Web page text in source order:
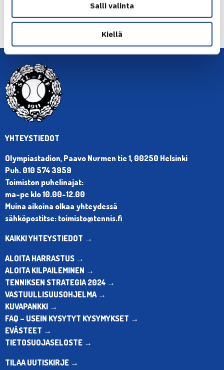
Salli valinta
Kiellä
Seuraava uutinen: Matikainen turnausvoittoon
suomalaisfinaalissa… →
YHTEYSTIEDOT
Olympiastadion, Paavo Nurmen tie 1, 00250 Helsinki
Puh. 010 574 3959
Toimiston puhelinajat:
ma-pe klo 10.00-12.00
Muina aikoina olkaa yhteydessä
sähköpostitse: toimisto@tennis.fi
KAIKKI YHTEYSTIEDOT →
ALOITA HARRASTUS →
ALOITA KILPAILEMINEN →
TENNIKSEN STRATEGIA 2024 →
VASTUULLISUUSOHJELMA →
KUVAPANKKI →
FAQ – USEIN KYSYTYT KYSYMYKSET →
EVÄSTEET →
TIETOSUOJASELOSTE →
TILAA UUTISKIRJE →